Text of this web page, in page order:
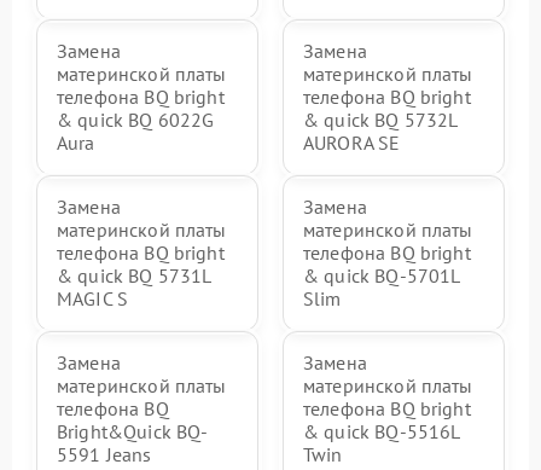
Замена
материнской платы
телефона BQ bright
& quick BQ 6022G
Aura
Замена
материнской платы
телефона BQ bright
& quick BQ 5732L
AURORA SE
Замена
материнской платы
телефона BQ bright
& quick BQ 5731L
MAGIC S
Замена
материнской платы
телефона BQ bright
& quick BQ-5701L
Slim
Замена
материнской платы
телефона BQ
Bright&Quick BQ-
5591 Jeans
Замена
материнской платы
телефона BQ bright
& quick BQ-5516L
Twin